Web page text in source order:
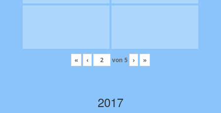
« ‹ von 5 › »
2017